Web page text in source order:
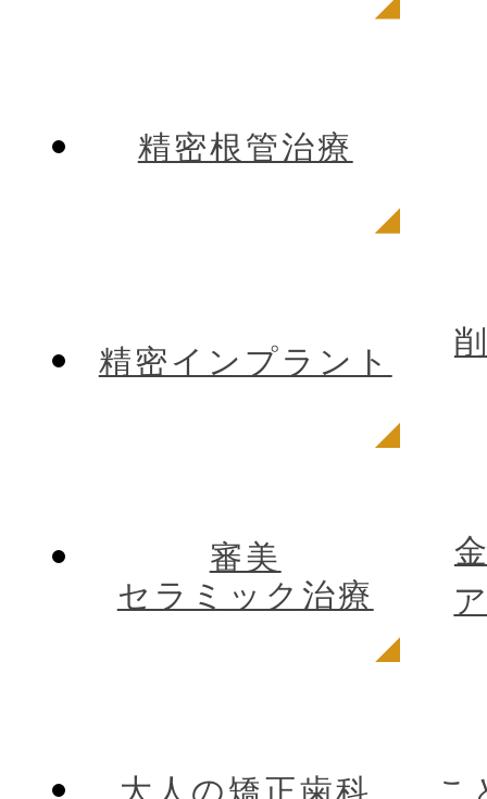
精密根管治療
精密インプラント
審美
セラミック治療
大人の矯正歯科 こ